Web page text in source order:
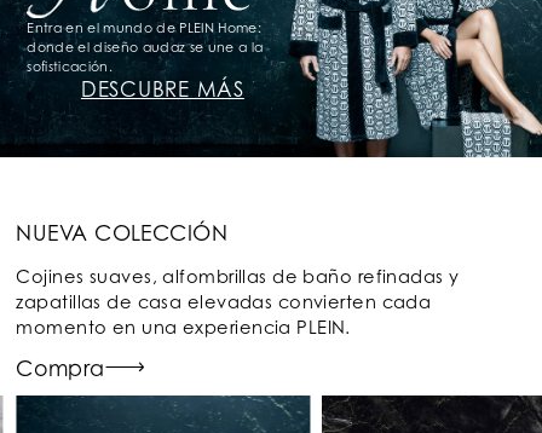
Entra en el mundo de PLEIN Home:
donde el diseño audaz se une a la
sofisticación.
DESCUBRE MÁS
NUEVA COLECCIÓN
Cojines suaves, alfombrillas de baño refinadas y
zapatillas de casa elevadas convierten cada
momento en una experiencia PLEIN.
Compra